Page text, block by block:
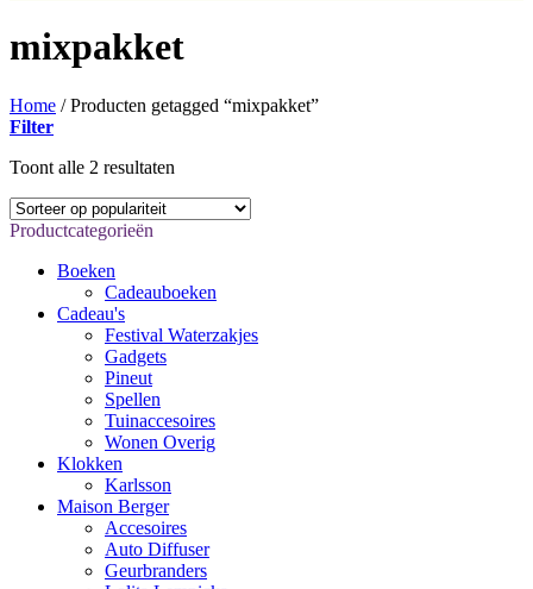
mixpakket
Home /Producten getagged “mixpakket”
Filter
Toont alle 2 resultaten
populariteit
Productcategorieën
Boeken
Cadeauboeken
Cadeau's
Festival Waterzakjes
Gadgets
Pineut
Spellen
Tuinaccesoires
Wonen Overig
Klokken
Karlsson
Maison Berger
Accesoires
Auto Diffuser
Geurbranders